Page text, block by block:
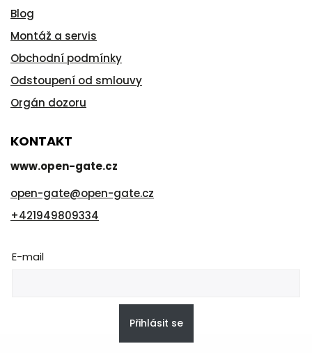
Blog
Montáž a servis
Obchodní podmínky
Odstoupení od smlouvy
Orgán dozoru
KONTAKT
www.open-gate.cz
open-gate@open-gate.cz
+421949809334
E-mail
Přihlásit se